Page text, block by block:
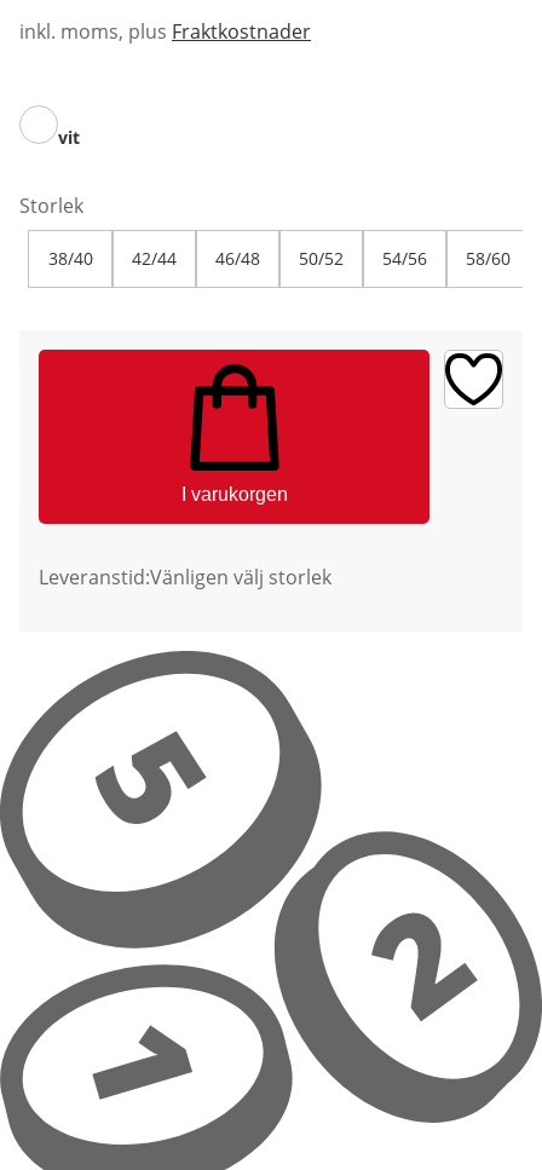
inkl. moms, plus Fraktkostnader
vit
Storlek
38/40 42/44 46/48 50/52 54/56 58/60
I varukorgen
Leveranstid:Vänligen välj storlek